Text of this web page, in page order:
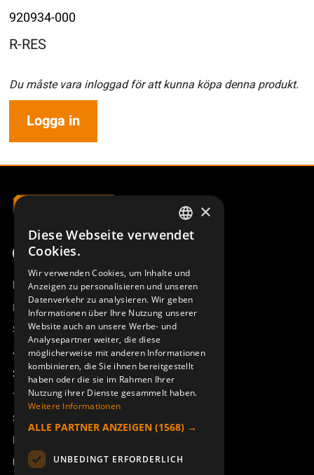
920934-000
R-RES
Du måste vara inloggad för att kunna köpa denna produkt.
Logga in
Produktübersicht
Remotus
Sesam
Access_Ctrl
Support
Technischer Support
Service buchen
Handbücher und Videoanleitungen
Über Åkerströms
SWEDISH
DEUTSCH
×
Diese Webseite verwendet
Cookies.
Wir verwenden Cookies, um Inhalte und
Anzeigen zu personalisieren und unseren
Datenverkehr zu analysieren. Wir geben
Informationen über Ihre Nutzung unserer
Website auch an unsere Werbe- und
Analysepartner weiter, die diese
möglicherweise mit anderen Informationen
kombinieren, die Sie ihnen bereitgestellt
haben oder die sie im Rahmen Ihrer
Nutzung ihrer Dienste gesammelt haben.
Weitere Informationen
ALLE PARTNER ANZEIGEN (1568) →
UNBEDINGT ERFORDERLICH